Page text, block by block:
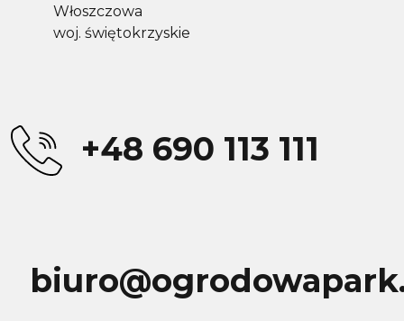
Włoszczowa
woj. świętokrzyskie
+48 690 113 111